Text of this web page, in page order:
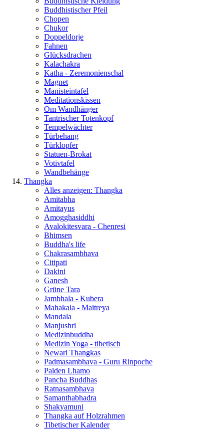
Buddhistischer Pfeil
Chopen
Chukor
Doppeldorje
Fahnen
Glücksdrachen
Kalachakra
Katha - Zeremonienschal
Magnet
Manisteintafel
Meditationskissen
Om Wandhänger
Tantrischer Totenkopf
Tempelwächter
Türbehang
Türklopfer
Statuen-Brokat
Votivtafel
Wandbehänge
Thangka
Alles anzeigen: Thangka
Amitabha
Amitayus
Amogghasiddhi
Avalokitesvara - Chenresi
Bhimsen
Buddha's life
Chakrasambhava
Citipati
Dakini
Ganesh
Grüne Tara
Jambhala - Kubera
Mahakala - Maitreya
Mandala
Manjushri
Medizinbuddha
Medizin Yoga - tibetisch
Newari Thangkas
Padmasambhava - Guru Rinpoche
Palden Lhamo
Pancha Buddhas
Ratnasambhava
Samanthabhadra
Shakyamuni
Thangka auf Holzrahmen
Tibetischer Kalender